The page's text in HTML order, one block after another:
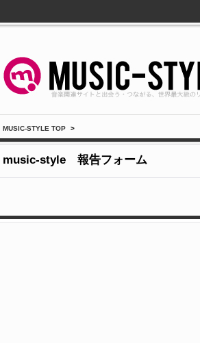
MUSIC-STYLE TOP >
music-style 報告フォーム